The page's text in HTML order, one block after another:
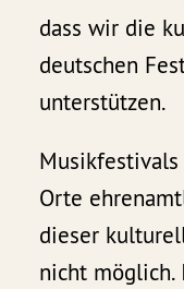
dass wir die
deutschen
unterstützen.
Orte
dieser
nicht möglich.